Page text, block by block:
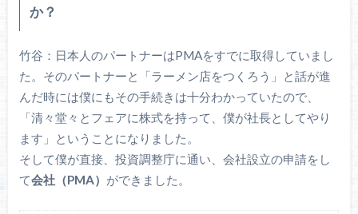
か？
竹谷：日本人のパートナーはPMAをすでに取得していまし
た。そのパートナーと「ラーメン店をつくろう」と話が進
んだ時には僕にもその手続きは十分わかっていたので、
「清々堂々とフェアに株式を持って、僕が社長としてやり
ます」ということになりました。
そして僕が直接、投資調整庁に通い、会社設立の申請をし
て会社（PMA） ができました。